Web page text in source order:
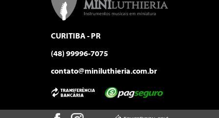
CURITIBA - PR
(48) 99996-7075
contato@miniluthieria.com.br